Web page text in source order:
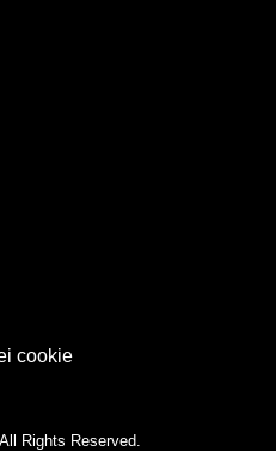
cookie
Rights Reserved.